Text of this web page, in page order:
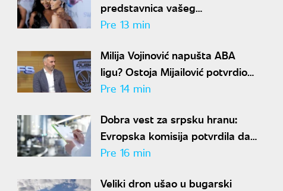
predstavnica vašeg
horoskopskog znaka:
Pre 13 min
Milija Vojinović napušta ABA
ligu? Ostoja Mijailović potvrdio
da je sportski direktor zatražio
Pre 14 min
Dobra vest za srpsku hranu:
Evropska komisija potvrdila da
su kontrole u primarnoj
standardima EU
Pre 16 min
Veliki dron ušao u bugarski